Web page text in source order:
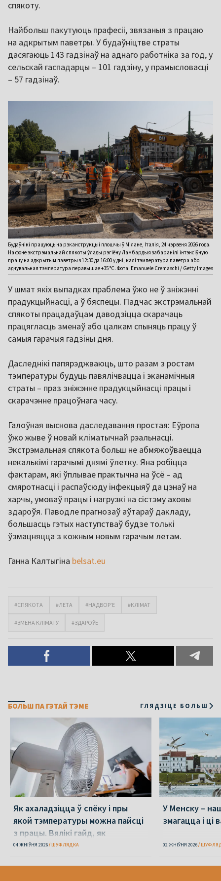
спякоту.
Найбольш пакутуюць прафесіі, звязаныя з працаю
на адкрытым паветры. У будаўніцтве страты
дасягаюць 143 гадзінаў на аднаго работніка за год, у
сельскай гаспадарцы – 101 гадзіну, у прамысловасці
– 57 гадзінаў.
Будаўнікі працуюць на рэканструкцыі плошчы ў Мілане, Італія, 24 чэрвеня 2026 года.
На фоне экстрэмальнай спякоты ўлады рэгіёну Ламбардыя забаранілі інтэнсіўную
працу на адкрытым паветры з 12:30 да 16:00 у дні, калі тэмпература паветра або
адчувальная тэмпература перавышае +35 °C. Фота: Emanuele Cremaschi / Getty Images
У шмат якіх выпадках праблема ўжо не ў зніжэнні
прадукцыйнасці, а ў бяспецы. Падчас экстрэмальнай
спякоты працадаўцам даводзіцца скарачаць
працягласць зменаў або цалкам спыняць працу ў
самыя гарачыя гадзіны дня.
Даследнікі папярэджваюць, што разам з ростам
тэмпературы будуць павялічвацца і эканамічныя
страты – праз зніжэнне прадукцыйнасці працы і
скарачэнне працоўнага часу.
Галоўная выснова даследавання простая: Еўропа
ўжо жыве ў новай кліматычнай рэальнасці.
Экстрэмальная спякота больш не абмяжоўваецца
некалькімі гарачымі днямі ўлетку. Яна робіцца
фактарам, які ўплывае практычна на ўсё – ад
смяротнасці і распаўсюду інфекцыяў да цэнаў на
харчы, умоваў працы і нагрузкі на сістэму аховы
здароўя. Паводле прагнозаў аўтараў дакладу,
большасць гэтых наступстваў будзе толькі
ўзмацняцца з кожным новым гарачым летам.
Ганна Калтыгіна belsat.eu
#СПЯКОТА #ЛЕТА #НАДВОР’Е #КЛІМАТ
#ЗМЕНА КЛІМАТУ #ЗДАРОЎЕ
БОЛЬШ ПА ГЭТАЙ ТЭМЕ ГЛЯДЗІЦЕ БОЛЬШ
Як ахаладзіцца ў спёку і пры
якой тэмпературы можна пайсці
з працы. Вялікі гайд, як
перажыць спёку
04 ЖНІЎНЯ 2026 ШУФЛЯДКА
У Менску –
змагацца і ці
02 ЖНІЎНЯ 2026